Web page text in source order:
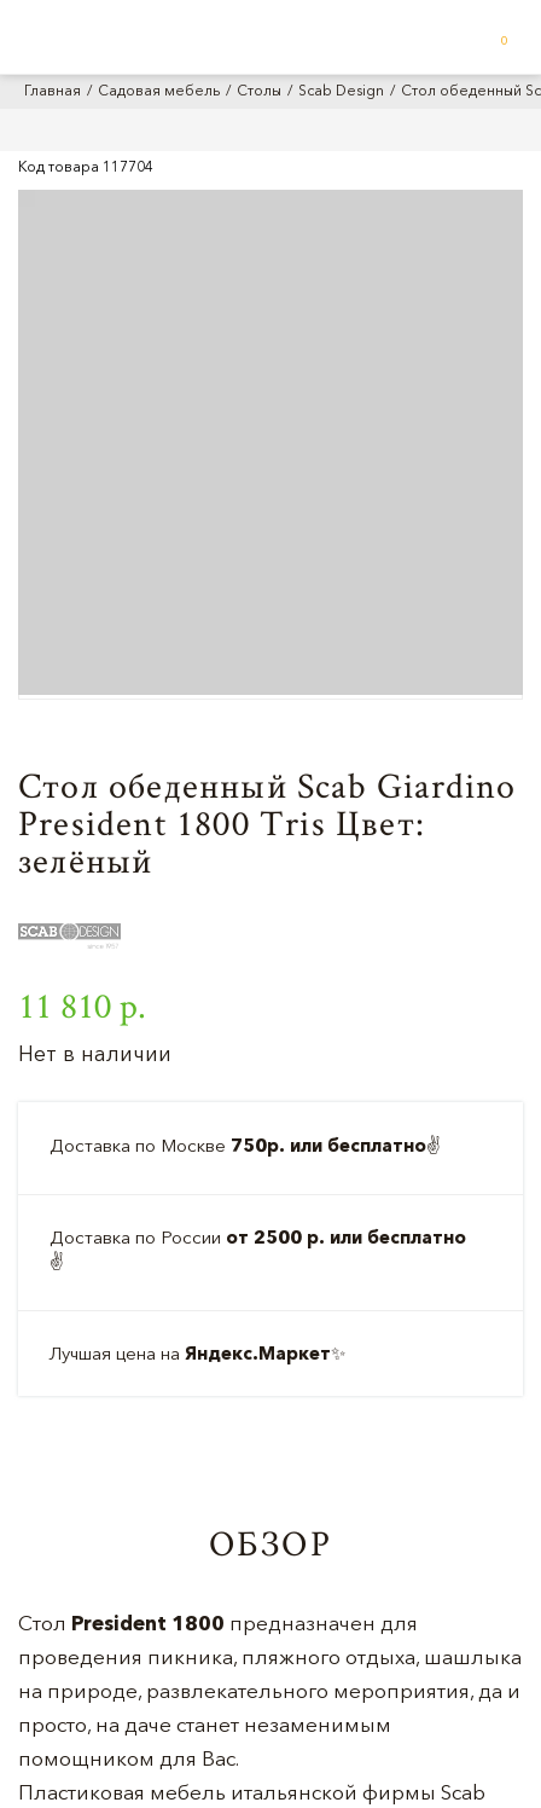
0
Главная Садовая мебель Столы Scab Design Стол обеденный
Код товара 117704
Стол обеденный Scab Giardino
President 1800 Tris Цвет:
зелёный
11 810 р.
Нет в наличии
Доставка по Москве 750р. или бесплатно✌️
Доставка по России от 2500 р. или бесплатно
✌️
Лучшая цена на Яндекс.Маркет✨
ОБЗОР
Стол President 1800 предназначен для
проведения пикника, пляжного отдыха, шашлыка
на природе, развлекательного мероприятия, да и
просто, на даче станет незаменимым
помощником для Вас.
Пластиковая мебель итальянской фирмы Scab